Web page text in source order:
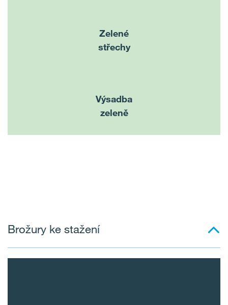
Zelené
střechy
Výsadba
zeleně
Brožury ke stažení